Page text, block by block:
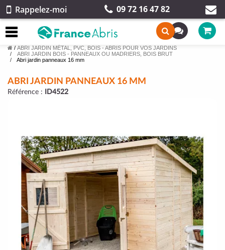
Rappelez-moi 09 72 16 47 82
/ ABRI JARDIN MÉTAL, PVC, BOIS - ABRIS POUR VOS JARDINS
ABRI JARDIN BOIS - PANNEAUX OU MADRIERS, BOIS BRUT
Abri jardin panneaux 16 mm
ABRI JARDIN PANNEAUX 16 MM
Référence : ID4522